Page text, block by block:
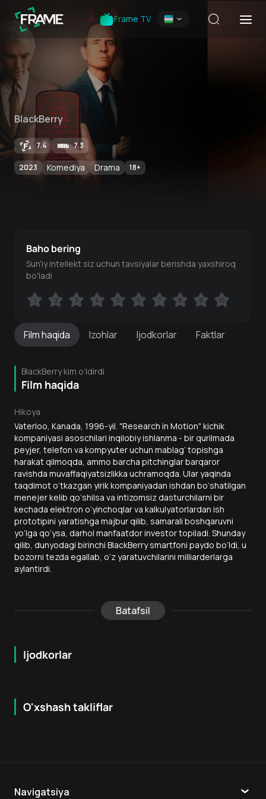
Frame TV
BlackBerry
7.4 7.3
2023 Komediya Drama 18+
Filmhaqida Izohlar Ijodkorlar Faktlar
BlackBerry kim o‘ldirdi
Film haqida
Hikoya
Vaterloo, Kanada, 1996-yil. "Research in Motion" kichik
kompaniyasi asoschilari inqilobiy ishlanma - bir qurilmada
peyjer, telefon va kompyuter uchun mablag‘ topishga
harakat qilmoqda, ammo barcha pitchinglar barqaror
ravishda muvaffaqiyatsizlikka uchramoqda. Ular yaqinda
taqdimot o‘tkazgan yirik kompaniyadan ishdan bo‘shatilgan
menejer kelib qo‘shilsa va intizomsiz dasturchilarni bir
kechada elektron o‘yinchoqlar va kalkulyatorlardan ish
prototipini yaratishga majbur qilib, samarali boshqaruvni
yo‘lga qo‘ysa, darhol manfaatdor investor topiladi. Shunday
qilib, dunyodagi birinchi BlackBerry smartfoni paydo bo‘ldi, u
bozorni tezda egallab, o‘z yaratuvchilarini milliarderlarga
aylantirdi.
Batafsil
Ijodkorlar
Baho bering
Sun'iy intellekt siz uchun tavsiyalar berishda yaxshiroq
bo'ladi
1 2 3 4 5 6 7 8 9 10
1 2 3 4 5 6 7 8 9 10
O'xshash takliflar
16 + 7.9
Navigatsiya